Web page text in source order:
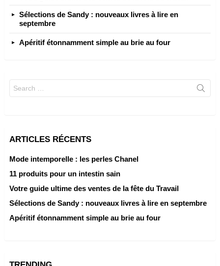
Sélections de Sandy : nouveaux livres à lire en
septembre
Apéritif étonnamment simple au brie au four
for:
ARTICLES RÉCENTS
Mode intemporelle : les perles Chanel
11 produits pour un intestin sain
Votre guide ultime des ventes de la fête du Travail
Sélections de Sandy : nouveaux livres à lire en septembre
Apéritif étonnamment simple au brie au four